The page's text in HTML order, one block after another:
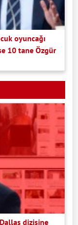
oyuncağı
10 tane Özgür
dizisine